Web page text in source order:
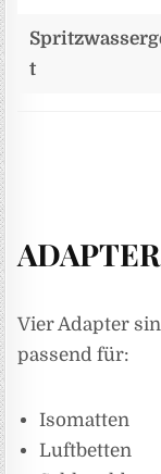
t
Vier Adapter
passend für:
Isomatten
Luftbetten